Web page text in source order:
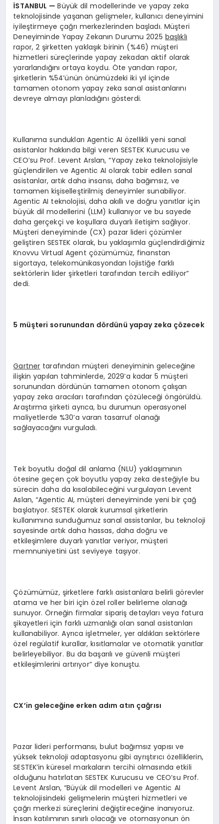
İSTANBUL —Büyük dil modellerinde ve yapay zeka
teknolojisinde yaşanan gelişmeler, kullanıcı deneyimini
iyileştirmeye çağrı merkezlerinden başladı. Müşteri
Deneyiminde Yapay Zekanın Durumu 2025 başlıklı
rapor, 2 şirketten yaklaşık birinin (%46) müşteri
hizmetleri süreçlerinde yapay zekadan aktif olarak
yararlandığını ortaya koydu. Öte yandan rapor,
şirketlerin %54’ünün önümüzdeki iki yıl içinde
tamamen otonom yapay zeka sanal asistanlarını
devreye almayı planladığını gösterdi.
Kullanıma sundukları Agentic AI özellikli yeni sanal
asistanlar hakkında bilgi veren SESTEK Kurucusu ve
CEO’su Prof. Levent Arslan, “Yapay zeka teknolojisiyle
güçlendirilen ve Agentic AI olarak tabir edilen sanal
asistanlar, artık daha insansı, daha bağımsız, ve
tamamen kişiselleştirilmiş deneyimler sunabiliyor.
Agentic AI teknolojisi, daha akıllı ve doğru yanıtlar için
büyük dil modellerini (LLM) kullanıyor ve bu sayede
daha gerçekçi ve koşullara duyarlı iletişim sağlıyor.
Müşteri deneyiminde (CX) pazar lideri çözümler
geliştiren SESTEK olarak, bu yaklaşımla güçlendirdiğimiz
Knovvu Virtual Agent çözümümüz, finanstan
sigortaya, telekomünikasyondan lojistiğe farklı
sektörlerin lider şirketleri tarafından tercih ediliyor”
dedi.
5 müşteri sorunundan dördünü yapay zeka çözecek
Gartner tarafından müşteri deneyiminin geleceğine
ilişkin yapılan tahminlerde, 2029’a kadar 5 müşteri
sorunundan dördünün tamamen otonom çalışan
yapay zeka aracıları tarafından çözüleceği öngörüldü.
Araştırma şirketi ayrıca, bu durumun operasyonel
maliyetlerde %30’a varan tasarruf olanağı
sağlayacağını vurguladı.
Tek boyutlu doğal dil anlama (NLU) yaklaşımının
ötesine geçen çok boyutlu yapay zeka desteğiyle bu
sürecin daha da kısalabileceğini vurgulayan Levent
Aslan, “Agentic AI, müşteri deneyiminde yeni bir çağ
başlatıyor. SESTEK olarak kurumsal şirketlerin
kullanımına sunduğumuz sanal assistanlar, bu teknoloji
sayesinde artık daha hassas, daha doğru ve
etkileşimlere duyarlı yanıtlar veriyor, müşteri
memnuniyetini üst seviyeye taşıyor.
Çözümümüz, şirketlere farklı asistanlara belirli görevler
atama ve her biri için özel roller belirleme olanağı
sunuyor. Örneğin firmalar sipariş detayları veya fatura
şikayetleri için farklı uzmanlığı olan sanal asistanları
kullanabiliyor. Ayrıca işletmeler, yer aldıkları sektörlere
özel regülatif kurallar, kısıtlamalar ve otomatik yanıtlar
belirleyebiliyor. Bu da başarılı ve güvenli müşteri
etkileşimlerini artırıyor” diye konuştu.
CX’in geleceğine erken adım atın çağrısı
Pazar lideri performansı, bulut bağımsız yapısı ve
yüksek teknoloji adaptasyonu gibi ayrıştırıcı özelliklerin,
SESTEK’in küresel markaların tercihi olmasında etkili
olduğunu hatırlatan SESTEK Kurucusu ve CEO’su Prof.
Levent Arslan, “Büyük dil modelleri ve Agentic AI
teknolojisindeki gelişmelerin müşteri hizmetleri ve
çağrı merkezi süreçlerini değiştireceğine inanıyoruz.
İnsan katılımının sınırlı olacağı ve otomasyonun ön